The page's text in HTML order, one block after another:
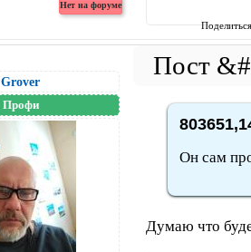
Grover
Профи
Он сам
Думаю что